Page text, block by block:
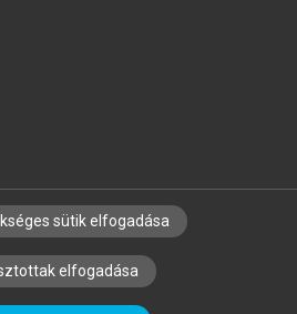
KÖNYVTÁROSOKNAK
ÉS LEKTORÁLÁSI ALAPELVEK
sütik elfogadása
elfogadása